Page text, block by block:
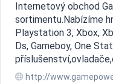
Internetový obchod
sortimentu.Nabízíme
Playstation 3, Xbox,
Ds, Gameboy, One
http://